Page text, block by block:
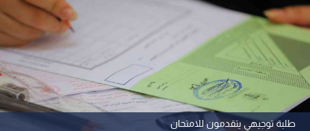
طلبة توجيهي يتقدمون للامتحان